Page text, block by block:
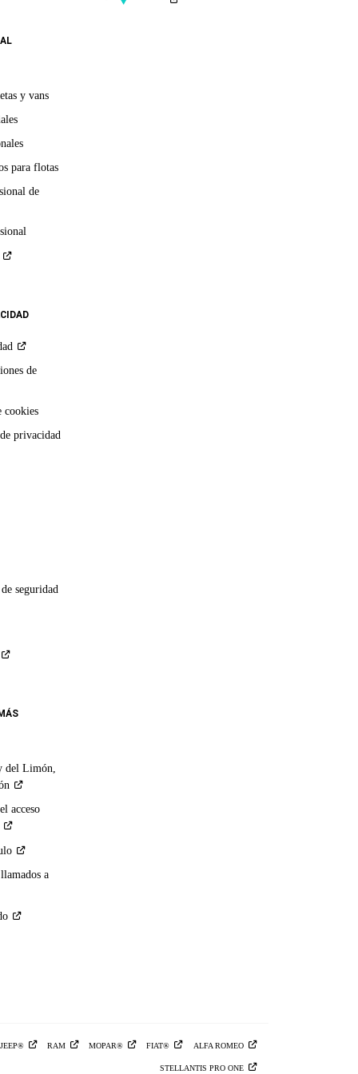
y vans
para flotas
de
de
cookies
privacidad
seguridad
del Limón,
acceso
a
JEEP® RAM MOPAR® FIAT® ALFAROMEO
STELLANTIS PRO ONE